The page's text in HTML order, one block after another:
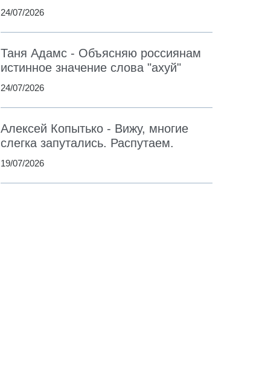
24/07/2026
Таня Адамс - Объясняю россиянам
истинное значение слова "ахуй"
24/07/2026
Алексей Копытько - Вижу, многие
слегка запутались. Распутаем.
19/07/2026